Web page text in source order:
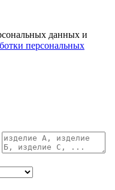
данных и
персональных